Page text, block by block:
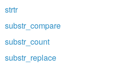
strtr
substr_compare
substr_count
substr_replace